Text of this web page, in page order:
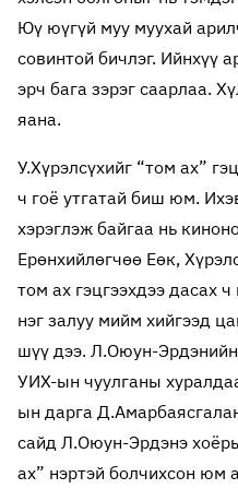
Юү юүгүй муу муухай
совинтой бичлэг. Ийнхүү
эрч бага зэрэг саарлаа.
яана.
У.Хүрэлсүхийг “том ах”
ч гоё утгатай биш юм.
хэрэглэж байгаа нь
Ерөнхийлөгчөө Еөк,
том ах гэцгээхдээ дасах
нэг залуу мийм хийгээд
шүү дээ. Л.Оюун-Эрдэнийн
УИХ-ын чуулганы
ын дарга
сайд Л.Оюун-Эрдэнэ
ах” нэртэй болчихсон юм